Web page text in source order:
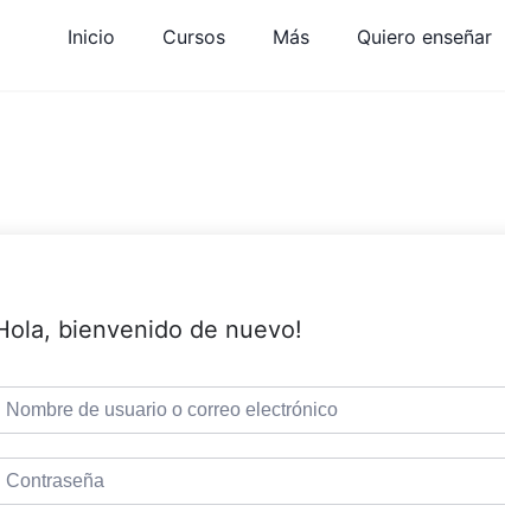
Inicio Cursos Más Quiero enseñar
bienvenido de nuevo!